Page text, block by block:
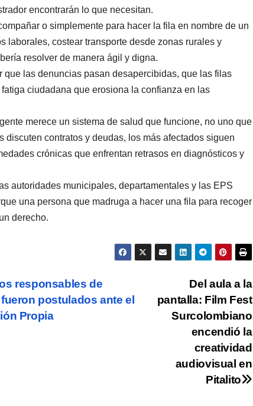
encontrarán lo que necesitan.
o simplemente para hacer la fila en nombre de un
laborales, costear transporte desde zonas rurales y
resolver de manera ágil y digna.
las denuncias pasan desapercibidas, que las filas
ciudadana que erosiona la confianza en las
merece un sistema de salud que funcione, no uno que
contratos y deudas, los más afectados siguen
crónicas que enfrentan retrasos en diagnósticos y
autoridades municipales, departamentales y las EPS
una persona que madruga a hacer una fila para recoger
derecho.
Del aula a la
pantalla: Film Fest
Surcolombiano
encendió la
creatividad
audiovisual en
Pitalito
responsables de
postulados ante el
Propia